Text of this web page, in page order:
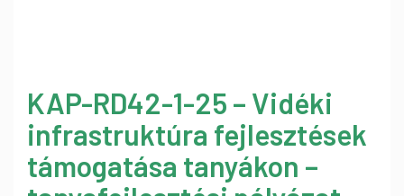
KAP-RD42-1-25 – Vidéki
infrastruktúra fejlesztések
támogatása tanyákon –